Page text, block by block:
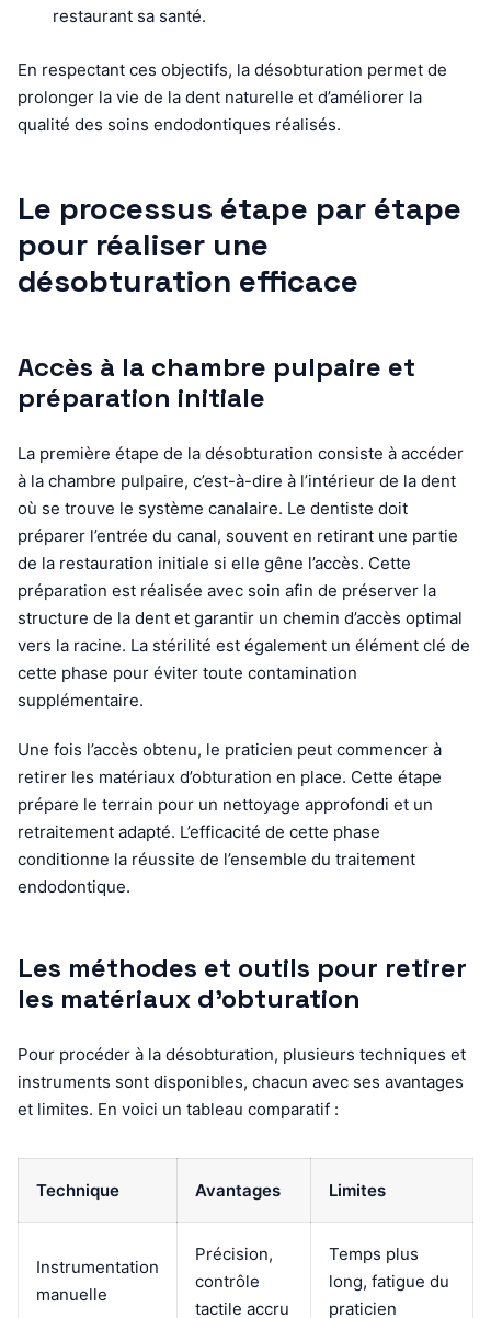
restaurant sa santé.
En respectant ces objectifs, la désobturation permet de
prolonger la vie de la dent naturelle et d’améliorer la
qualité des soins endodontiques réalisés.
Le processus étape par étape
pour réaliser une
désobturation efficace
Accès à la chambre pulpaire et
préparation initiale
La première étape de la désobturation consiste à accéder
à la chambre pulpaire, c’est-à-dire à l’intérieur de la dent
où se trouve le système canalaire. Le dentiste doit
préparer l’entrée du canal, souvent en retirant une partie
de la restauration initiale si elle gêne l’accès. Cette
préparation est réalisée avec soin afin de préserver la
structure de la dent et garantir un chemin d’accès optimal
vers la racine. La stérilité est également un élément clé de
cette phase pour éviter toute contamination
supplémentaire.
Une fois l’accès obtenu, le praticien peut commencer à
retirer les matériaux d’obturation en place. Cette étape
prépare le terrain pour un nettoyage approfondi et un
retraitement adapté. L’efficacité de cette phase
conditionne la réussite de l’ensemble du traitement
endodontique.
Les méthodes et outils pour retirer
les matériaux d’obturation
Pour procéder à la désobturation, plusieurs techniques et
instruments sont disponibles, chacun avec ses avantages
et limites. En voici un tableau comparatif :
Technique Avantages Limites
Instrumentation
manuelle
Précision,
contrôle
tactile accru
Temps plus
long, fatigue du
praticien